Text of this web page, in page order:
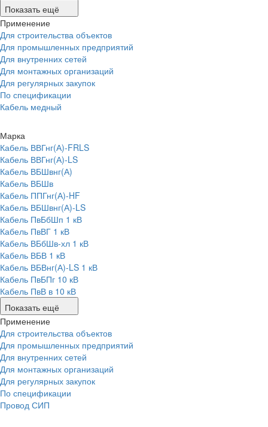
Показать ещё
Применение
Для строительства объектов
Для промышленных предприятий
Для внутренних сетей
Для монтажных организаций
Для регулярных закупок
По спецификации
Кабель медный
Марка
Кабель ВВГнг(А)-FRLS
Кабель ВВГнг(А)-LS
Кабель ВБШвнг(А)
Кабель ВБШв
Кабель ППГнг(А)-HF
Кабель ВБШвнг(А)-LS
Кабель ПвБбШп 1 кВ
Кабель ПвВГ 1 кВ
Кабель ВБбШв-хл 1 кВ
Кабель ВБВ 1 кВ
Кабель ВБВнг(А)-LS 1 кВ
Кабель ПвБПг 10 кВ
Кабель ПвВ в 10 кВ
Показать ещё
Применение
Для строительства объектов
Для промышленных предприятий
Для внутренних сетей
Для монтажных организаций
Для регулярных закупок
По спецификации
Провод СИП